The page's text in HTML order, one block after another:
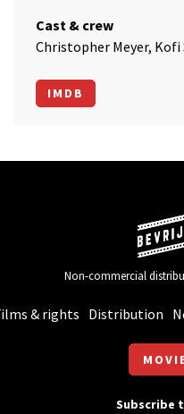
Cast & crew
Christopher Meyer, Kofi
IMDB
Non-commercial
& rights Distribution
Subscribe